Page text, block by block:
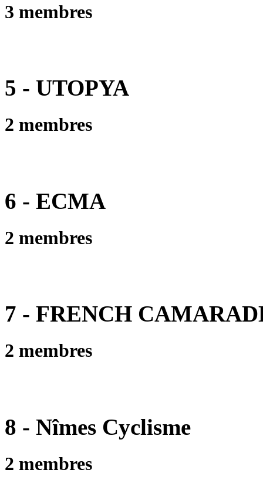
3 membres
5 - UTOPYA
2 membres
6 - ECMA
2 membres
7 - FRENCH
2 membres
8 - Nîmes Cyclisme
2 membres